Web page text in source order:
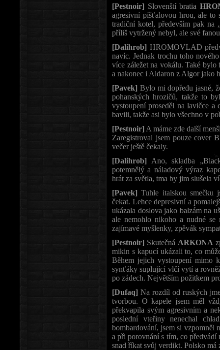
[Pestnoir] Slovenští bratia
agresivní píšťalovou hrou, ale to
tradiční kotel, především pak na
příliš vytržený nebyl, ale své
[Dalihrob] HROMOVLAD
navíc. Jednak trochu toho
více záležet na vokálu. Také bylo
a nakonec i Aldaron z Algor jako
[Pavek] Bylo mi dopředu jasné,
pohanských hrozičů, takže to
vystoupení proseděl na lavičce
bavili, takže asi bylo všechno v
[Pestnoir] A máme zde další
Zaregistroval jsem pouze cover
večer ještě čekaly.
[Dalihrob] Ano, skladba
potemnělý a náladový výraz
hrát za světla, tma by jim slušela
[Pavek] Tuhle italskou smečku
čekat. Lehce depresivní a
ukázala doslova jako balzám na
ale nemohlo nikoho a nudné
zajímavé myšlenky, zpěvák
[Pestnoir] Skutečná ARKONA
mikin s kapucí ukázali to, co
Během jejich vystoupení mimo
synťáky suplující vlčí vytí a
po zádech. Největším požitkem
[Dufaq] Na rozdíl od ruských
tvorbou. O kapele jsem měl
překvapila svým agresivním a
poslední vteřiny nenechal
bombardování, jsem si vzpomněl
a při porovnání s tím, co
snad říkat svůj verdikt. Polsko má